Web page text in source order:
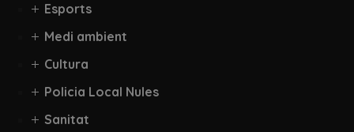
Esports
Medi ambient
Cultura
Policia Local Nules
Sanitat